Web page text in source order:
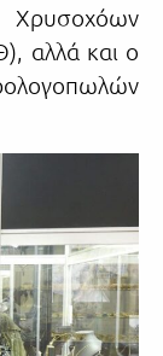
Χρυσοχόων
αλλά και ο